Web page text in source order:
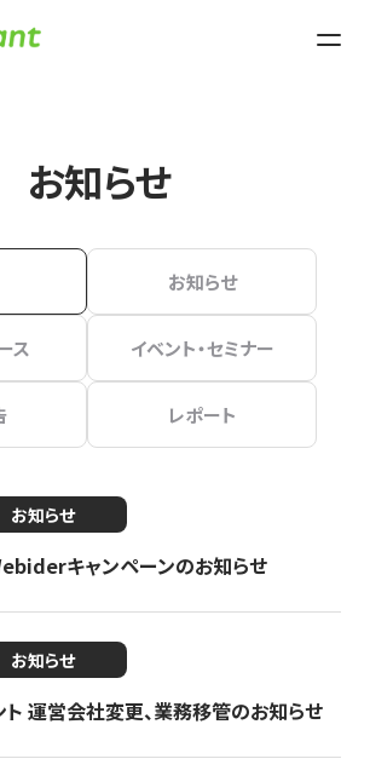
お知らせ
お知らせ
ス イベント・セミナー
レポート
お知らせ
キャンペーンのお知らせ
お知らせ
ト 運営会社変更、業務移管のお知らせ